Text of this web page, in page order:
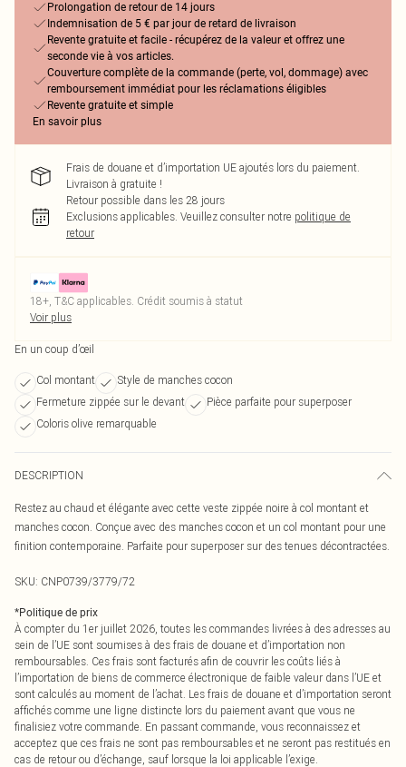
Prolongation de retour de 14 jours
Indemnisation de 5 € par jour de retard de livraison
Revente gratuite et facile - récupérez de la valeur et offrez une
seconde vie à vos articles.
Couverture complète de la commande (perte, vol, dommage) avec
remboursement immédiat pour les réclamations éligibles
Revente gratuite et simple
En savoir plus
Frais de douane et d’importation UE ajoutés lors du paiement.
Livraison à gratuite !
Retour possible dans les 28 jours
Exclusions applicables. Veuillez consulter notre politique de
retour
18+, T&C applicables. Crédit soumis à statut
Voir plus
En un coup d’œil
Col montant
Style de manches cocon
Fermeture zippée sur le devant
Pièce parfaite pour superposer
Coloris olive remarquable
DESCRIPTION
Restez au chaud et élégante avec cette veste zippée noire à col montant et
manches cocon. Conçue avec des manches cocon et un col montant pour une
finition contemporaine. Parfaite pour superposer sur des tenues décontractées.
SKU: CNP0739/3779/72
*Politique de prix
À compter du 1er juillet 2026, toutes les commandes livrées à des adresses au
sein de l’UE sont soumises à des frais de douane et d’importation non
remboursables. Ces frais sont facturés afin de couvrir les coûts liés à
l’importation de biens de commerce électronique de faible valeur dans l’UE et
sont calculés au moment de l’achat. Les frais de douane et d’importation seront
affichés comme une ligne distincte lors du paiement avant que vous ne
finalisiez votre commande. En passant commande, vous reconnaissez et
acceptez que ces frais ne sont pas remboursables et ne seront pas restitués en
cas de retour ou d’échange, sauf lorsque la loi applicable l’exige.